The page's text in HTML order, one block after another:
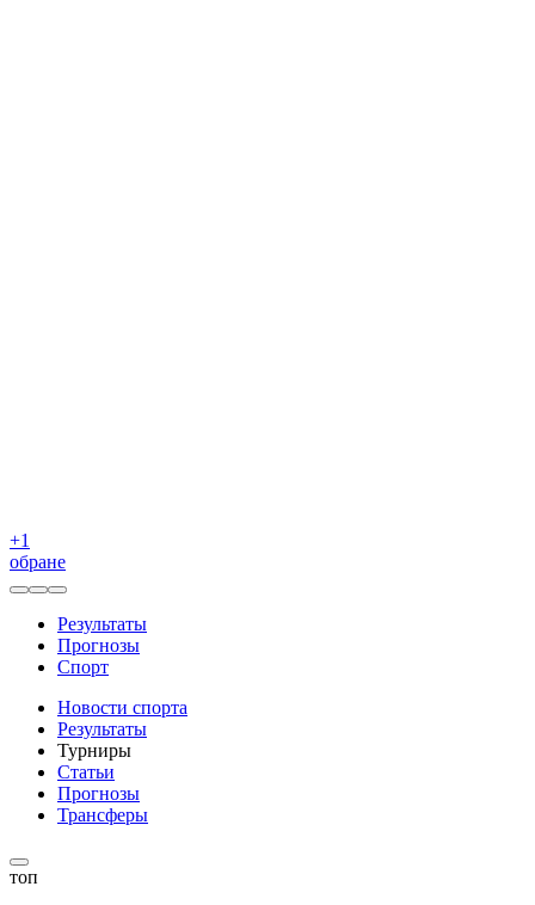
+1
обране
Результаты
Прогнозы
Спорт
Новости спорта
Результаты
Турниры
Статьи
Прогнозы
Трансферы
топ